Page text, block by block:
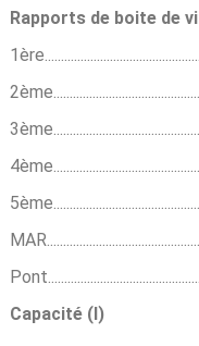
Rapports de boite de
Capacité (l)